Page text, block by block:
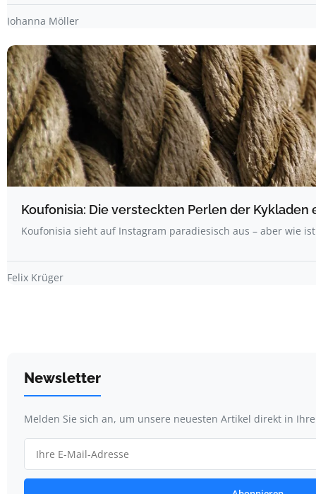
Johanna Möller
Koufonisia: Die versteckten Perlen der Kykladen
Koufonisia sieht auf Instagram paradiesisch aus – aber wie
Felix Krüger
Newsletter
Melden Sie sich an, um unsere neuesten Artikel direkt in